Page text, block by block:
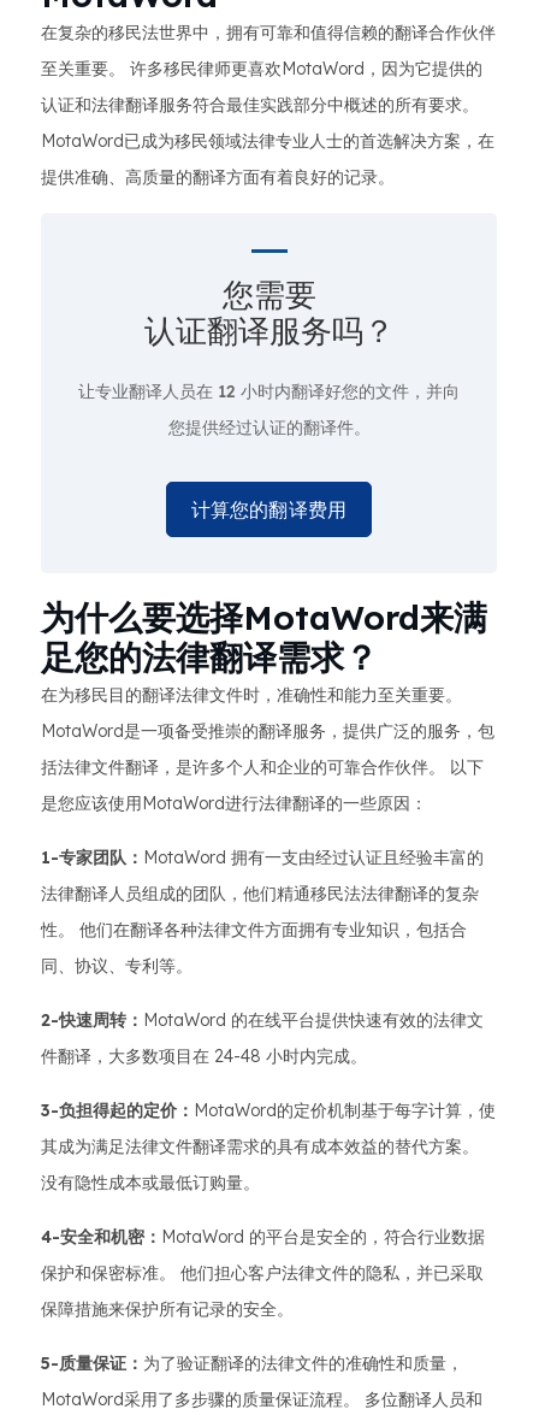
在复杂的移民法世界中，拥有可靠和值得信赖的翻译合作伙伴
至关重要。 许多移民律师更喜欢MotaWord，因为它提供的
认证和法律翻译服务符合最佳实践部分中概述的所有要求。
MotaWord已成为移民领域法律专业人士的首选解决方案，在
提供准确、高质量的翻译方面有着良好的记录。
您需要
认证翻译服务吗？
让专业翻译人员在 12 小时内翻译好您的文件，并向
您提供经过认证的翻译件。
计算您的翻译费用
为什么要选择MotaWord来满
足您的法律翻译需求？
在为移民目的翻译法律文件时，准确性和能力至关重要。
MotaWord是一项备受推崇的翻译服务，提供广泛的服务，包
括法律文件翻译，是许多个人和企业的可靠合作伙伴。 以下
是您应该使用MotaWord进行法律翻译的一些原因：
1-专家团队： MotaWord 拥有一支由经过认证且经验丰富的
法律翻译人员组成的团队，他们精通移民法法律翻译的复杂
性。 他们在翻译各种法律文件方面拥有专业知识，包括合
同、协议、专利等。
2-快速周转： MotaWord 的在线平台提供快速有效的法律文
件翻译，大多数项目在 24-48 小时内完成。
3-负担得起的定价： MotaWord的定价机制基于每字计算，使
其成为满足法律文件翻译需求的具有成本效益的替代方案。
没有隐性成本或最低订购量。
4-安全和机密： MotaWord 的平台是安全的，符合行业数据
保护和保密标准。 他们担心客户法律文件的隐私，并已采取
保障措施来保护所有记录的安全。
5-质量保证： 为了验证翻译的法律文件的准确性和质量，
MotaWord采用了多步骤的质量保证流程。 多位翻译人员和